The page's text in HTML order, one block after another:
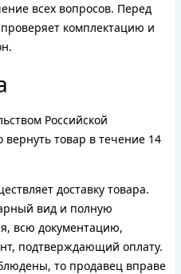
всех вопросов. Перед
комплектацию и
Российской
товар в течение 14
доставку товара.
вид и полную
всю документацию,
подтверждающий оплату.
то продавец вправе